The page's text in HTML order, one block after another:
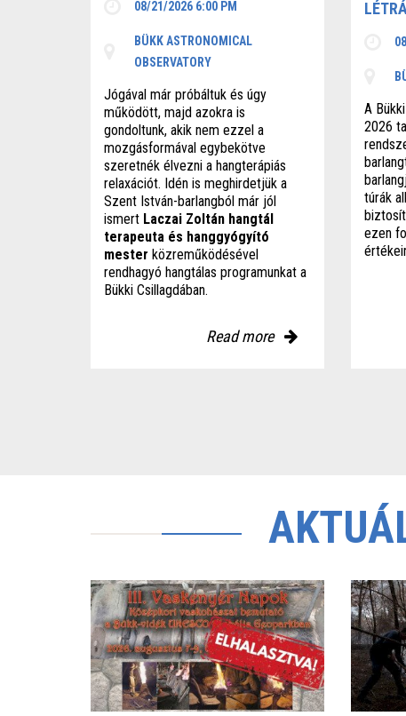
08/21/2026 6:00 PM
BÜKK ASTRONOMICAL
OBSERVATORY
Jógával már próbáltuk és úgy
működött, majd azokra is
gondoltunk, akik nem ezzel a
mozgásformával egybekötve
szeretnék élvezni a hangterápiás
relaxációt. Idén is meghirdetjük a
Szent István-barlangból már jól
ismert Laczai Zoltán hangtál
terapeuta és hanggyógyító
mester közreműködésével
rendhagyó hangtálas programunkat a
Bükki Csillagdában.
Read more
A
2026
túrák
ezen